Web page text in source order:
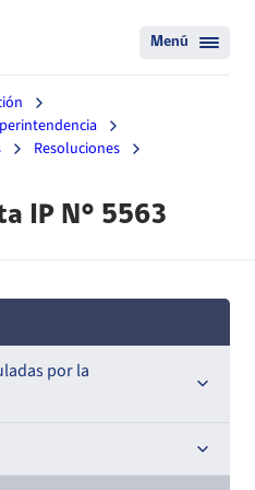
Menú
Resoluciones
IP N° 5563
por la